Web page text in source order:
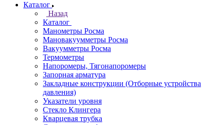
Каталог
Назад
Каталог
Манометры Росма
Мановакуумметры Росма
Вакуумметры Росма
Термометры
Напоромеры, Тягонапоромеры
Запорная арматура
Закладные конструкции (Отборные устройства
давления)
Указатели уровня
Стекло Клингера
Кварцевая трубка